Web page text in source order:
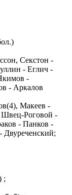
Секстон -
- Еглич -
-
- Аркалов
Макеев -
Роговой -
- Панков -
Двуреченский;
;